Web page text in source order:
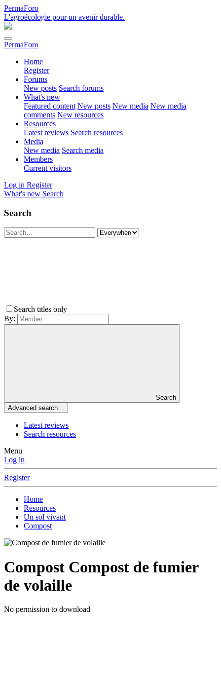
PermaForo
L'agroécologie pour un avenir durable.
PermaForo
Home
Register
Forums
New posts Search forums
What's new
Featured content New posts New media New media
comments New resources
Resources
Latest reviews Search resources
Media
New media Search media
Members
Current visitors
Log in Register
What's new Search
Search
Search titles only
By:
Search
Advanced search…
Latest reviews
Search resources
Menu
Log in
Register
Home
Resources
Un sol vivant
Compost
Compost Compost de fumier
de volaille
No permission to download